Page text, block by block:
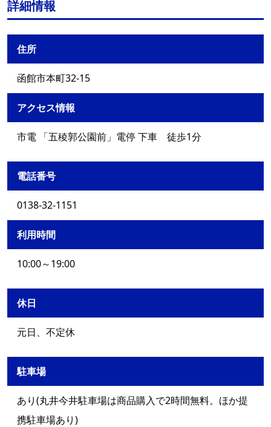
詳細情報
住所
函館市本町32-15
アクセス情報
市電 「五稜郭公園前」電停 下車 徒歩1分
電話番号
0138-32-1151
利用時間
10:00～19:00
休日
元日、不定休
駐車場
あり(丸井今井駐車場は商品購入で2時間無料。ほか提
携駐車場あり)